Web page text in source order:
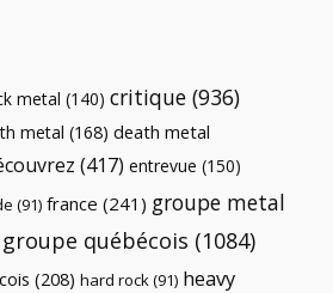
metal (140) critique (936)
metal (168) death metal
(417) entrevue (150)
(91) france (241) groupe metal
groupe québécois (1084)
(208) hard rock(91) heavy